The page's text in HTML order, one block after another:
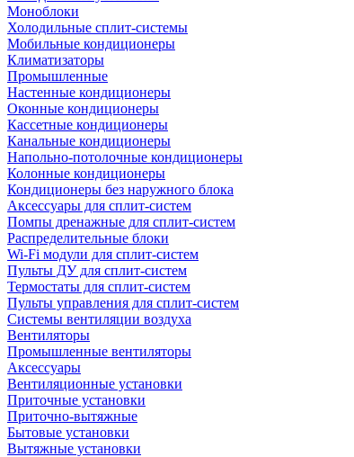
Моноблоки
Холодильные сплит-системы
Мобильные кондиционеры
Климатизаторы
Промышленные
Настенные кондиционеры
Оконные кондиционеры
Кассетные кондиционеры
Канальные кондиционеры
Напольно-потолочные кондиционеры
Колонные кондиционеры
Кондиционеры без наружного блока
Аксессуары для сплит-систем
Помпы дренажные для сплит-систем
Распределительные блоки
Wi-Fi модули для сплит-систем
Пульты ДУ для сплит-систем
Термостаты для сплит-систем
Пульты управления для сплит-систем
Системы вентиляции воздуха
Вентиляторы
Промышленные вентиляторы
Аксессуары
Вентиляционные установки
Приточные установки
Приточно-вытяжные
Бытовые установки
Вытяжные установки